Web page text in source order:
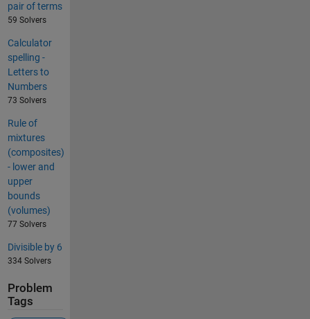
pair of terms
59 Solvers
Calculator
spelling -
Letters to
Numbers
73 Solvers
Rule of
mixtures
(composites)
- lower and
upper
bounds
(volumes)
77 Solvers
Divisible by 6
334 Solvers
Problem
Tags